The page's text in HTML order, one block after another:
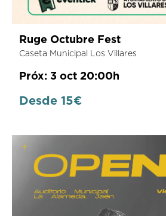
Ruge Octubre Fest
Caseta Municipal Los Villares
Próx: 3 oct 20:00h
Desde 15€